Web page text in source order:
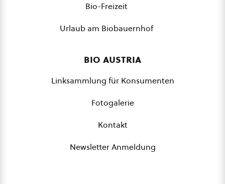
Bio-Freizeit
Urlaub am Biobauernhof
bio austria
Linksammlung für Konsumenten
Fotogalerie
Kontakt
Newsletter Anmeldung